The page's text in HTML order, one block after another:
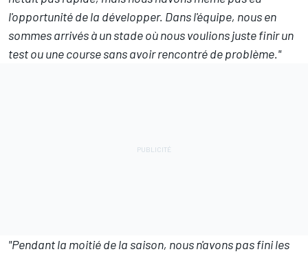
l'opportunité de la développer. Dans l'équipe, nous en
sommes arrivés à un stade où nous voulions juste finir un
test ou une course sans avoir rencontré de problème."
"Pendant la moitié de la saison, nous n'avons pas fini les